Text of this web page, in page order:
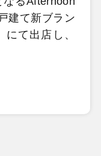
建て新ブラン
にて出店し、